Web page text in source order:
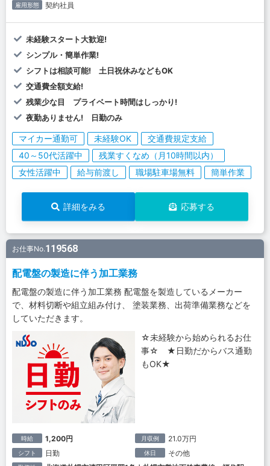
雇用形態 契約社員
未経験スタート大歓迎!
シンプル・簡単作業!
シフトは相談可能! 土日祝休みなどもOK
交通費全額支給!
残業少な目 プライベート時間はしっかり!
夜勤ありません! 日勤のみ
マイカー通勤可 未経験OK
交通費規定支給
40～50代活躍中
残業すくなめ（月10時間以内）
女性活躍中
給与前渡し 職場駐車場無料 簡単作業
詳細をみる 応募する
お仕事No.119568
配電盤の製造に伴う加工業務
配電盤の製造に伴う加工業務 配電盤を製造しているメーカー
で、材料切断や組立組み付け、 塗装業務、出荷準備業務などを
していただきます。
☆未経験から始められるお仕
事☆ ★日勤だからバス通勤
もOK★
時給 1,200円 月収例 21.0万円
シフト 日勤 休日 その他